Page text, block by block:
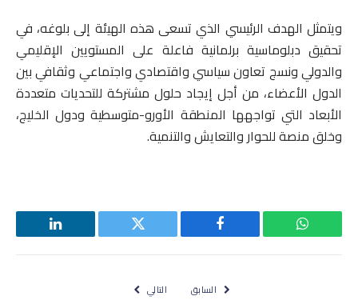
ويتمثل الهدف الرئيسي الذي تسعى هذه الهيئة إلى بلوغه، في
تحقيق دبلوماسية برلمانية فاعلة على المستويين الإقليمي
والدولي ونسج تعاون سياسي واقتصادي واجتماعي وثقافي بين
الدول الأعضاء، من أجل إيجاد حلول مشتركة للتحديات متعددة
الأبعاد التي تواجهها المنطقة الأورو-متوسطية ودول الخليج،
وخلق منصة للحوار والتعايش والتنمية.
واتساب فيسبوك تويتر لينكدإن
السابق التالي